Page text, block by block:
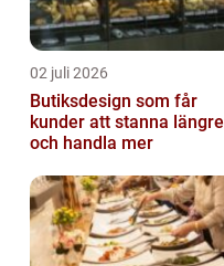
02 juli 2026
Butiksdesign som får
kunder att stanna längre
och handla mer